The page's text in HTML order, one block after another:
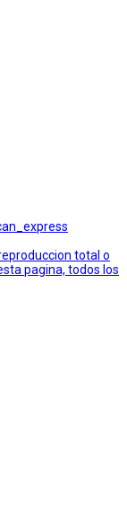
total o
pagina, todos los